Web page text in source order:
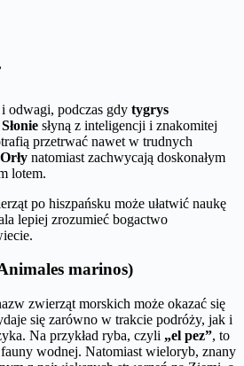
odwagi, podczas gdy tygrys
Słonie słyną z inteligencji i znakomitej
przetrwać nawet w trudnych
Orły natomiast zachwycają doskonałym
lotem.
po hiszpańsku może ułatwić naukę
lepiej zrozumieć bogactwo
marinos)
zwierząt morskich może okazać się
się zarówno w trakcie podróży, jak i
Na przykład ryba, czyli „el pez”, to
wodnej. Natomiast wieloryb, znany